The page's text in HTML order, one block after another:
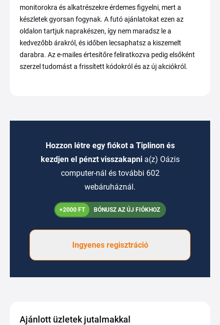
monitorokra és alkatrészekre érdemes figyelni, mert a
készletek gyorsan fogynak. A futó ajánlatokat ezen az
oldalon tartjuk naprakészen, így nem maradsz le a
kedvezőbb árakról, és időben lecsaphatsz a kiszemelt
darabra. Az e-mailes értesítőre feliratkozva pedig elsőként
szerzel tudomást a frissített kódokról és az új akciókról.
Hozzon létre egy fiókot a Tiplinon és
kezdjen el pénzt visszakapni a(z) Oázis
computer-nál és további 602
webáruháznál.
+2000 FT BÓNUSZ AZ ÚJ FIÓKHOZ
Ingyenes regisztráció
Ajánlott üzletek jutalmakkal